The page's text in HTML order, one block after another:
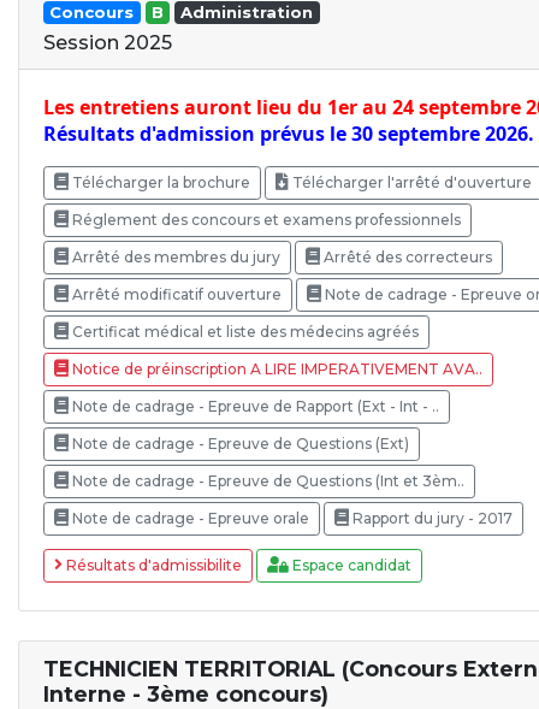
Concours B Administration
Session 2025
Les entretiens auront lieu du 1er au 24 septembre
Résultats d'admission prévus le 30 septembre 2026.
Télécharger la brochure Télécharger l'arrêté d'ouverture
Réglement des concours et examens professionnels
Arrêté des membres du jury Arrêté des correcteurs
Arrêté modificatif ouverture Note de cadrage - Epreuve
Certificat médical et liste des médecins agréés
Notice de préinscription A LIRE IMPERATIVEMENT AVA..
Note de cadrage - Epreuve de Rapport (Ext - Int - ..
Note de cadrage - Epreuve de Questions (Ext)
Note de cadrage - Epreuve de Questions (Int et 3èm..
Note de cadrage - Epreuve orale Rapport du jury - 2017
Résultats d'admissibilite Espace candidat
TECHNICIEN TERRITORIAL (Concours
Interne - 3ème concours)